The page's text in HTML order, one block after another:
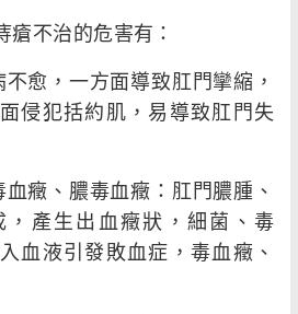
不治的危害有：
愈，一方面導致肛門攣縮，
侵犯括約肌，易導致肛門失
癥、膿毒血癥：肛門膿腫、
產生出血癥狀，細菌、毒
血液引發敗血症，毒血癥、